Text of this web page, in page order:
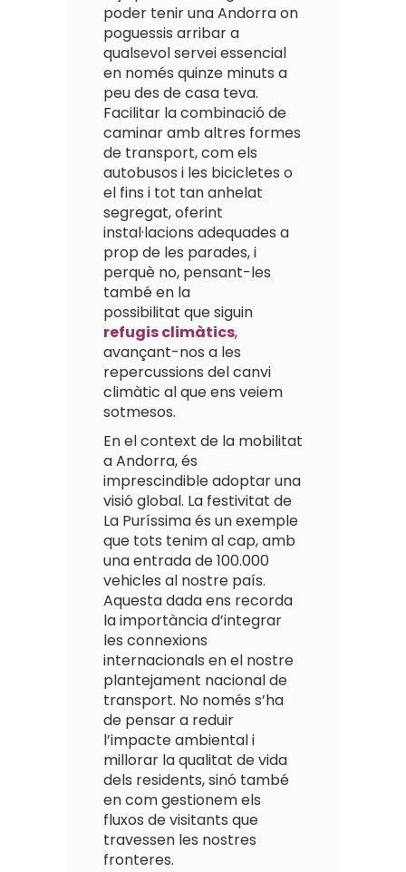
poder tenir una Andorra on
poguessis arribar a
qualsevol servei essencial
en només quinze minuts a
peu des de casa teva.
Facilitar la combinació de
caminar amb altres formes
de transport, com els
autobusos i les bicicletes o
el fins i tot tan anhelat
segregat, oferint
instal·lacions adequades a
prop de les parades, i
perquè no, pensant-les
també en la
possibilitat que siguin
refugis climàtics,
avançant-nos a les
repercussions del canvi
climàtic al que ens veiem
sotmesos.
En el context de la mobilitat
a Andorra, és
imprescindible adoptar una
visió global. La festivitat de
La Puríssima és un exemple
que tots tenim al cap, amb
una entrada de 100.000
vehicles al nostre país.
Aquesta dada ens recorda
la importància d’integrar
les connexions
internacionals en el nostre
plantejament nacional de
transport. No només s’ha
de pensar a reduir
l’impacte ambiental i
millorar la qualitat de vida
dels residents, sinó també
en com gestionem els
fluxos de visitants que
travessen les nostres
fronteres.